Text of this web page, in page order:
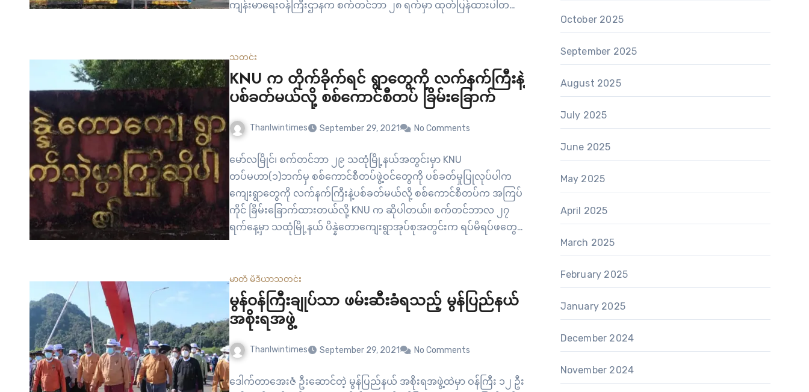
ကျန်းမာရေးဝန်ကြီးဌာနက စက်တင်ဘာ ၂၈ ရက်မှာ ထုတ်ပြန်ထားပါတယ်။
မှ ဝင်ရောက်လာသူတွေလည်း ပါဝင်ပါတယ်။ ကင်းလွတ်ခွင့်ရရှိဖို့အတွက်…
သတင်း
KNU က တိုက်ခိုက်ရင် ရွာတွေကို လက်နက်ကြီးနဲ့
ပစ်ခတ်မယ်လို့ စစ်ကောင်စီတပ် ခြိမ်းခြောက်
Thanlwintimes September 29, 2021 No Comments
မော်လမြိုင်၊ စက်တင်ဘာ ၂၉ သထုံမြို့နယ်အတွင်းမှာ KNU
တပ်မဟာ(၁)ဘက်မှ စစ်ကောင်စီတပ်ဖွဲ့ဝင်တွေကို ပစ်ခတ်မှုပြုလုပ်ပါက
ကျေးရွာတွေကို လက်နက်ကြီးနဲ့ပစ်ခတ်မယ်လို့ စစ်ကောင်စီတပ်က အကြပ်
ကိုင် ခြိမ်းခြောက်ထားတယ်လို့ KNU က ဆိုပါတယ်။ စက်တင်ဘာလ ၂၇
ရက်နေ့မှာ သထုံမြို့နယ် ပိန္နဲတောကျေးရွာအုပ်စုအတွင်းက ရပ်မိရပ်ဖတွေ
မာတီ မီဒီယာသတင်း
မွန်ဝန်ကြီးချုပ်သာ ဖမ်းဆီးခံရသည့် မွန်ပြည်နယ်
အစိုးရအဖွဲ့
Thanlwintimes September 29, 2021 No Comments
ဒေါက်တာအေးဇံ ဦးဆောင်တဲ့ မွန်ပြည်နယ် အစိုးရအဖွဲ့ထဲမှာ ဝန်ကြီး ၁၂ ဦး
October 2025
September 2025
August 2025
July 2025
June 2025
May 2025
April 2025
March 2025
February 2025
January 2025
December 2024
November 2024